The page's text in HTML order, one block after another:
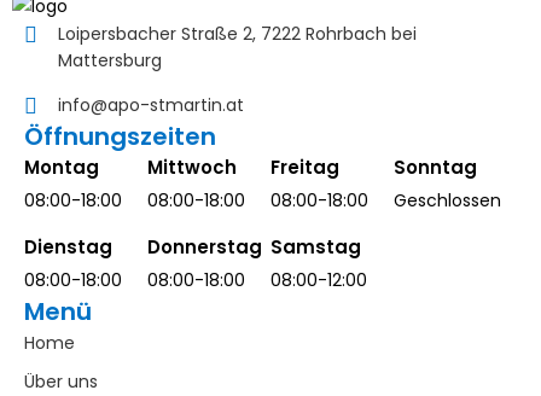
Loipersbacher Straße 2, 7222 Rohrbach bei
Mattersburg
info@apo-stmartin.at
Öffnungszeiten
Montag
08:00-18:00
Dienstag
08:00-18:00
Mittwoch
08:00-18:00
Donnerstag
08:00-18:00
Freitag
08:00-18:00
Samstag
08:00-12:00
Sonntag
Geschlossen
Menü
Home
Über uns